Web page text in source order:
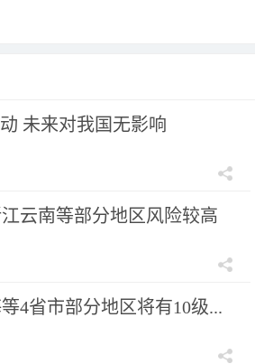
未来对我国无影响
云南等部分地区风险较高
4省市部分地区将有10级...